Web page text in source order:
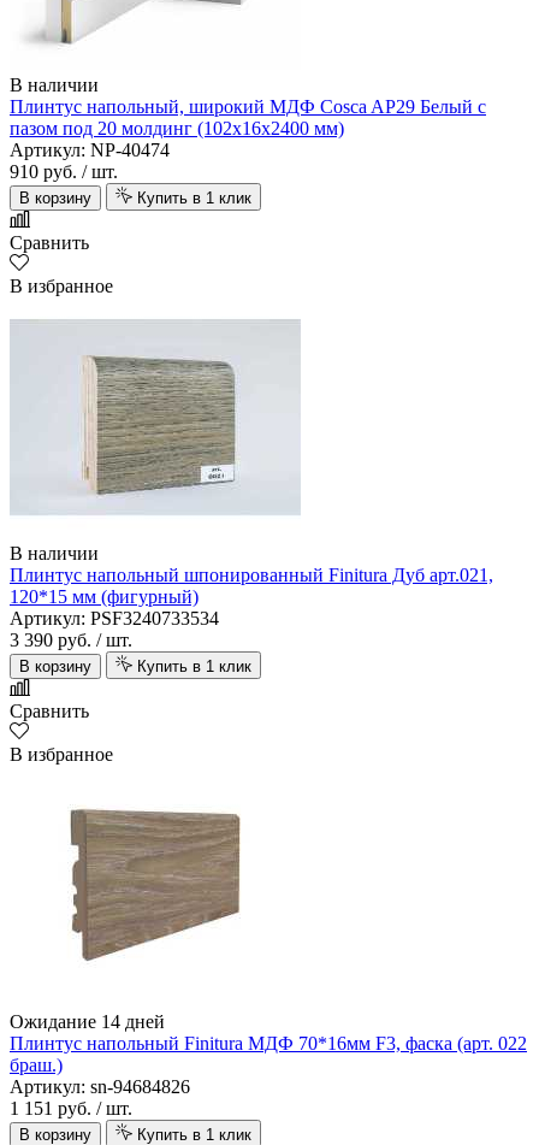
В наличии
Плинтус напольный, широкий МДФ Cosca AP29 Белый с
пазом под 20 молдинг (102х16х2400 мм)
Артикул: NP-40474
910 руб. / шт.
В корзину Купить в 1 клик
Сравнить
В избранное
В наличии
Плинтус напольный шпонированный Finitura Дуб арт.021,
120*15 мм (фигурный)
Артикул: PSF3240733534
3 390 руб. / шт.
В корзину Купить в 1 клик
Сравнить
В избранное
Ожидание 14 дней
Плинтус напольный Finitura МДФ 70*16мм F3, фаска (арт. 022
браш.)
Артикул: sn-94684826
1 151 руб. / шт.
В корзину Купить в 1 клик